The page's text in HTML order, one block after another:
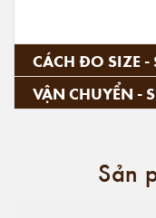
CÁCH ĐO SIZE -
VẬN CHUYỂN -
Sản